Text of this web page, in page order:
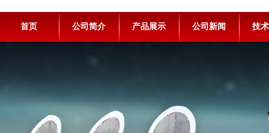
首页 公司简介 产品展示 公司新闻 技